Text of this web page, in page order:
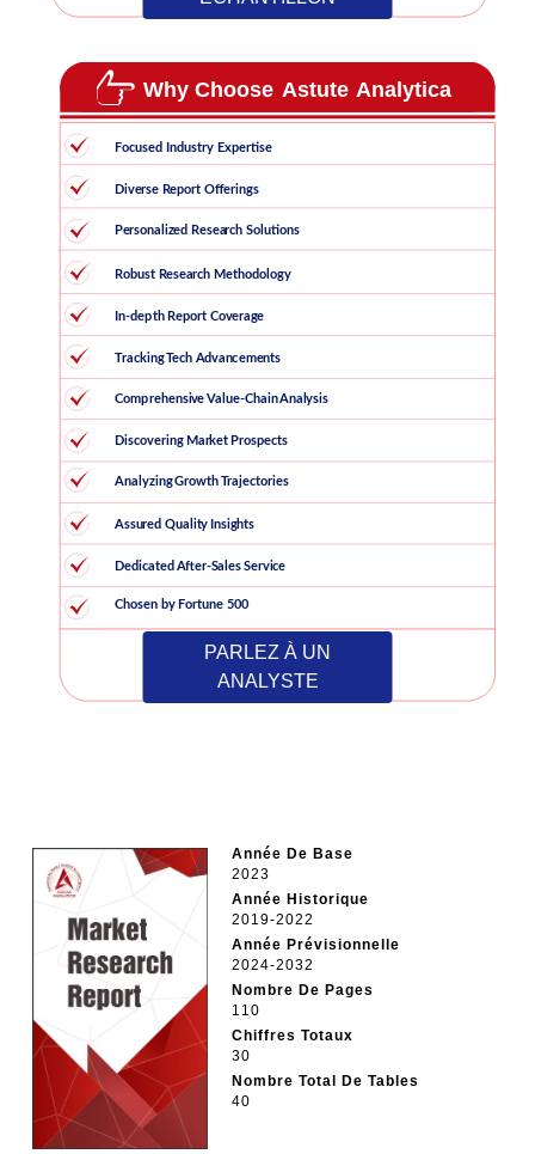
PARLEZ À UN
ANALYSTE
Année De Base
2023
Année Historique
2019-2022
Année Prévisionnelle
2024-2032
Nombre De Pages
110
Chiffres Totaux
30
Nombre Total De Tables
40